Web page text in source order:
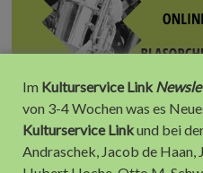
Im Kulturservice Link
von 3-4 Wochen was es
Kulturservice Linkund bei
Andraschek, Jacob de Haan,